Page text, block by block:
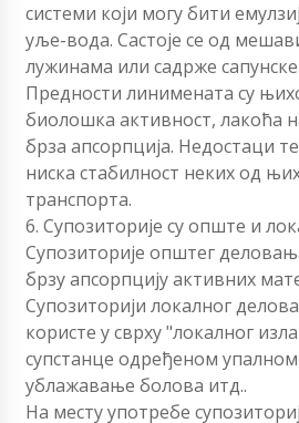
системи који могу бити
уље-вода. Састоје се од
лужинама или садрже
Предности линимената су
биолошка активност, лакоћа
брза апсорпција. Недостаци
ниска стабилност неких од
транспорта.
6. Супозиторије су опште и
Супозиторије општег
брзу апсорпцију активних
Супозиторији локалног
користе у сврху "локалног
супстанце одређеном
ублажавање болова итд..
На месту употребе